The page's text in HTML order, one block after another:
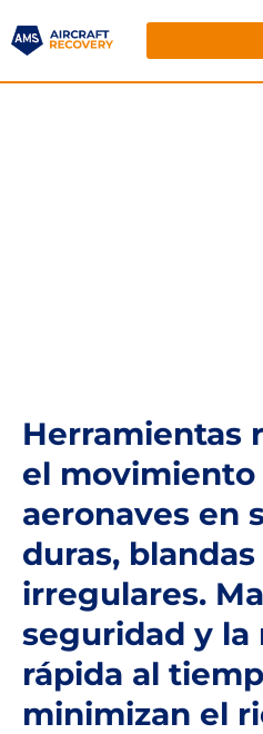
Herramientas
el movimiento
aeronaves en
duras, blandas
irregulares.
seguridad y la
rápida al
minimizan el